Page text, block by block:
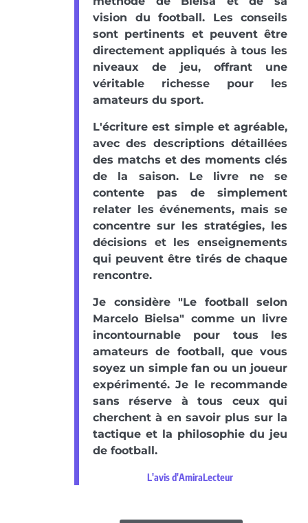
vision du football. Les conseils
sont pertinents et peuvent être
directement appliqués à tous les
niveaux de jeu, offrant une
véritable richesse pour les
amateurs du sport.
L'écriture est simple et agréable,
avec des descriptions détaillées
des matchs et des moments clés
de la saison. Le livre ne se
contente pas de simplement
relater les événements, mais se
concentre sur les stratégies, les
décisions et les enseignements
qui peuvent être tirés de chaque
rencontre.
Je considère "Le football selon
Marcelo Bielsa" comme un livre
incontournable pour tous les
amateurs de football, que vous
soyez un simple fan ou un joueur
expérimenté. Je le recommande
sans réserve à tous ceux qui
cherchent à en savoir plus sur la
tactique et la philosophie du jeu
de football.
L'avis d'AmiraLecteur